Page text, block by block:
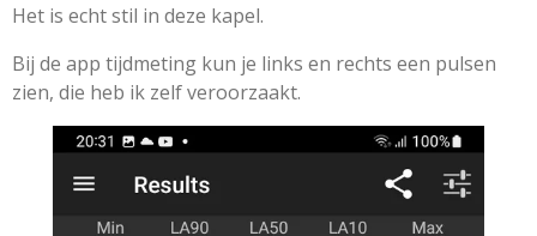
Het is echt stil in deze kapel.
Bij de app tijdmeting kun je links en rechts een pulsen
zien, die heb ik zelf veroorzaakt.